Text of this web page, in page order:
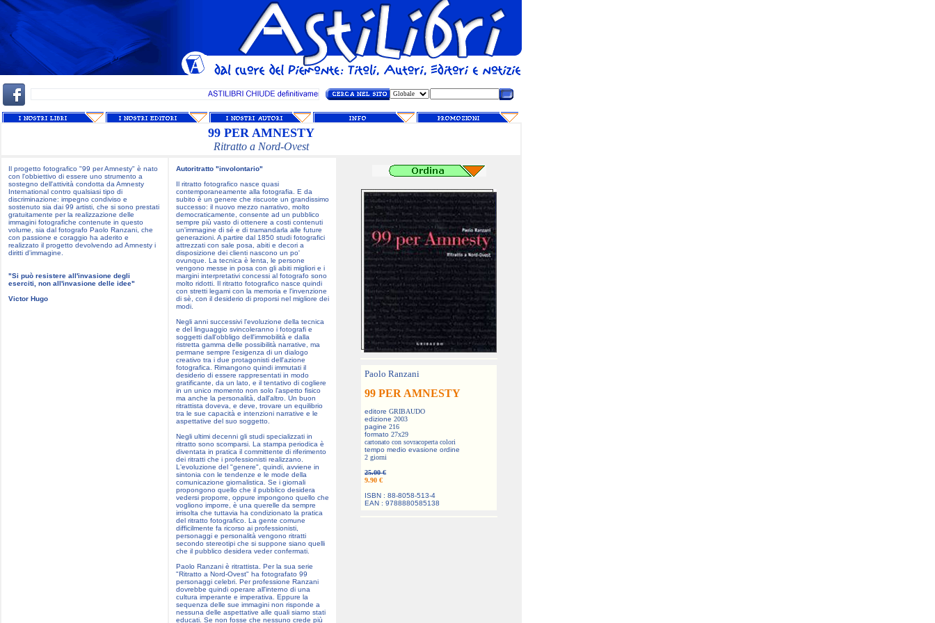
99 PER AMNESTY
Ritratto a Nord-Ovest
Il progetto fotografico "99 per Amnesty" è nato
con l'obbiettivo di essere uno strumento a
sostegno dell'attività condotta da Amnesty
International contro qualsiasi tipo di
discriminazione: impegno condiviso e
sostenuto sia dai 99 artisti, che si sono prestati
gratuitamente per la realizzazione delle
immagini fotografiche contenute in questo
volume, sia dal fotografo Paolo Ranzani, che
con passione e coraggio ha aderito e
realizzato il progetto devolvendo ad Amnesty i
diritti d'immagine.
"Si può resistere all'invasione degli
eserciti, non all'invasione delle idee"
Victor Hugo
Autoritratto "involontario"
Il ritratto fotografico nasce quasi
contemporaneamente alla fotografia. E da
subito è un genere che riscuote un grandissimo
successo: il nuovo mezzo narrativo, molto
democraticamente, consente ad un pubblico
sempre più vasto di ottenere a costi contenuti
un'immagine di sé e di tramandarla alle future
generazioni. A partire dal 1850 studi fotografici
attrezzati con sale posa, abiti e decori a
disposizione dei clienti nascono un po'
ovunque. La tecnica è lenta, le persone
vengono messe in posa con gli abiti migliori e i
margini interpretativi concessi al fotografo sono
molto ridotti. Il ritratto fotografico nasce quindi
con stretti legami con la memoria e l'invenzione
di sè, con il desiderio di proporsi nel migliore dei
modi.
Negli anni successivi l'evoluzione della tecnica
e del linguaggio svincoleranno i fotografi e
soggetti dall'obbligo dell'immobilità e dalla
ristretta gamma delle possibilità narrative, ma
permane sempre l'esigenza di un dialogo
creativo tra i due protagonisti dell'azione
fotografica. Rimangono quindi immutati il
desiderio di essere rappresentati in modo
gratificante, da un lato, e il tentativo di cogliere
in un unico momento non solo l'aspetto fisico
ma anche la personalità, dall'altro. Un buon
ritrattista doveva, e deve, trovare un equilibrio
tra le sue capacità e intenzioni narrative e le
aspettative del suo soggetto.
Negli ultimi decenni gli studi specializzati in
ritratto sono scomparsi. La stampa periodica è
diventata in pratica il committente di riferimento
dei ritratti che i professionisti realizzano.
L'evoluzione del "genere", quindi, avviene in
sintonia con le tendenze e le mode della
comunicazione giornalistica. Se i giornali
propongono quello che il pubblico desidera
vedersi proporre, oppure impongono quello che
vogliono imporre, è una querelle da sempre
irrisolta che tuttavia ha condizionato la pratica
del ritratto fotografico. La gente comune
difficilmente fa ricorso ai professionisti,
personaggi e personalità vengono ritratti
secondo stereotipi che si suppone siano quelli
che il pubblico desidera veder confermati.
Paolo Ranzani è ritrattista. Per la sua serie
"Ritratto a Nord-Ovest" ha fotografato 99
personaggi celebri. Per professione Ranzani
dovrebbe quindi operare all'interno di una
cultura imperante e imperativa. Eppure la
sequenza delle sue immagini non risponde a
nessuna delle aspettative alle quali siamo stati
educati. Se non fosse che nessuno crede più
Paolo Ranzani
99 PER AMNESTY
editore GRIBAUDO
edizione 2003
pagine 216
formato 27x29
cartonato con sovracoperta colori
tempo medio evasione ordine
2 giorni
25.00 €
9.90 €
ISBN : 88-8058-513-4
EAN : 9788880585138